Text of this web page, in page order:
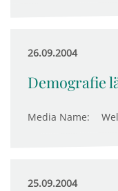
26.09.2004
Demografie
Media Name:
25.09.2004